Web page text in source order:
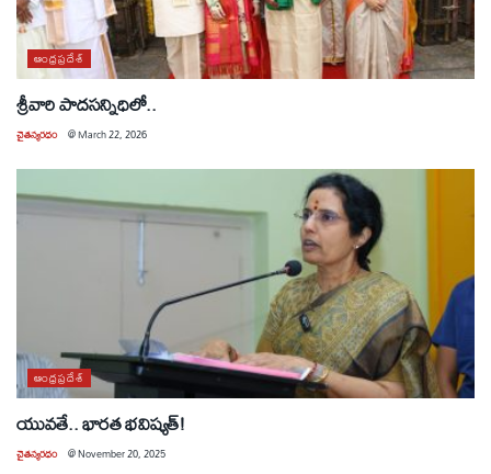
ఆంధ్రప్రదేశ్
శ్రీవారి పాదసన్నిధిలో..
చైతన్యరధం @March 22, 2026
ఆంధ్రప్రదేశ్
యువతే.. భారత భవిష్యత్‌!
చైతన్యరధం @November 20, 2025